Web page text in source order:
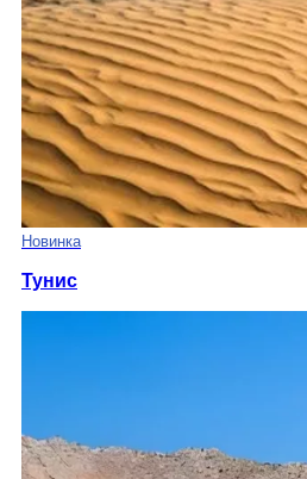
Новинка
Тунис